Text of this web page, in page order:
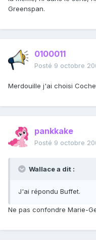
Greenspan.
0100011
Posté 9 octobre
Merdouille j'ai choisi
pankkake
Posté 9 octobre
Wallace a dit :
J'ai répondu Buffet.
Ne pas confondre Marie-